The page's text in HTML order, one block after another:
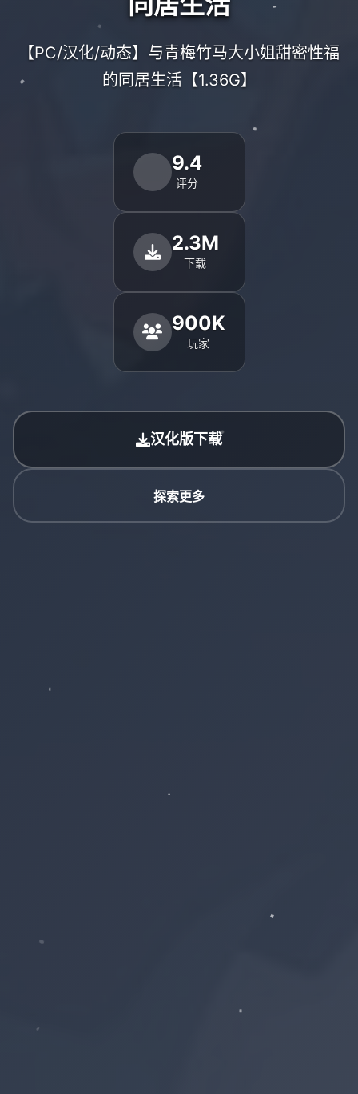
【PC/汉化/动态】与青梅竹马大小姐甜密性福
的同居生活【1.36G】
9.4
评分
2.3M
下载
900K
玩家
汉化版下载
探索更多